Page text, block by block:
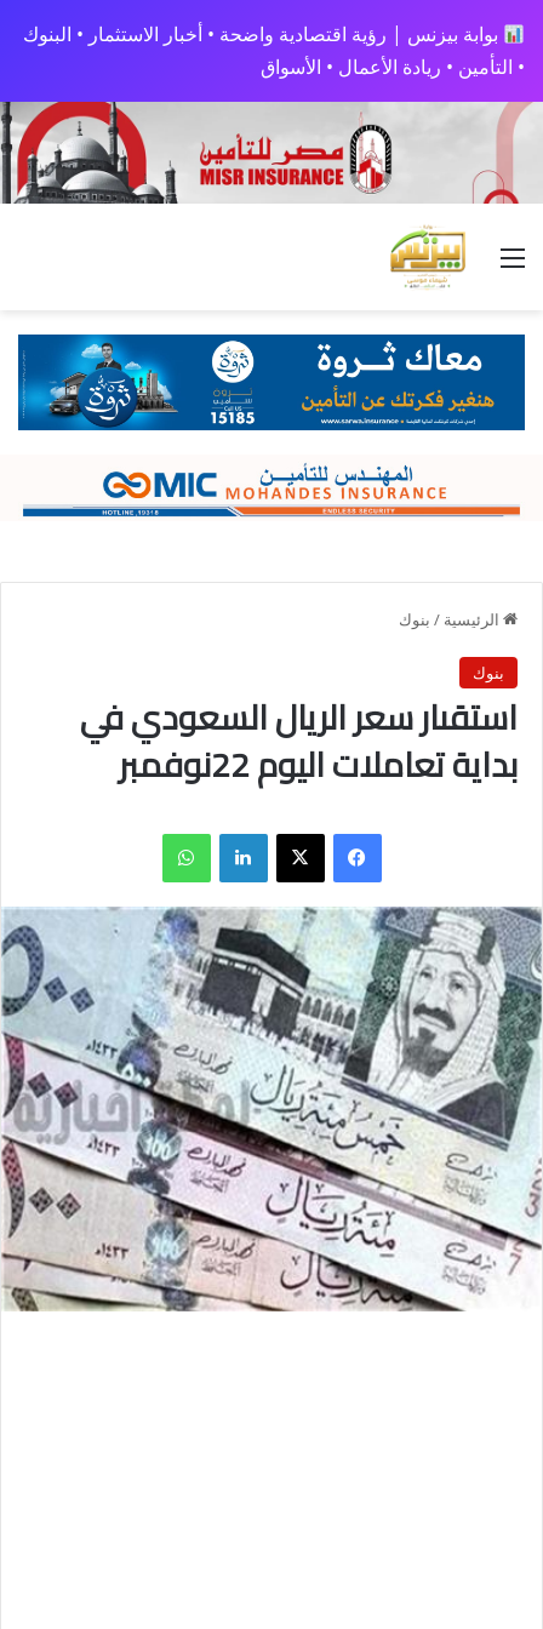
بوابة بيزنس | رؤية اقتصادية واضحة • أخبار الاستثمار • البنوك
• التأمين • ريادة الأعمال • الأسواق
القائمة
الرئيسية / بنوك
بنوك
استقىار سعر الريال السعودي في
بداية تعاملات اليوم 22نوفمبر
فيسبوك X لينكدإن